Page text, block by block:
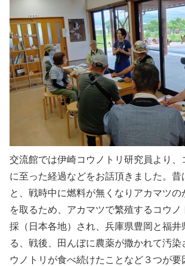
交流館では伊崎コウノトリ研究員より、
に至った経過などをお話頂きました。昔
と、戦時中に燃料が無くなりアカマツの
を取るため、アカマツで繁殖するコウ
採（日本各地）され、兵庫県豊岡と福井
る、戦後、田んぼに農薬が撒かれて汚染
ウノトリが食べ続けたことなど３つが要